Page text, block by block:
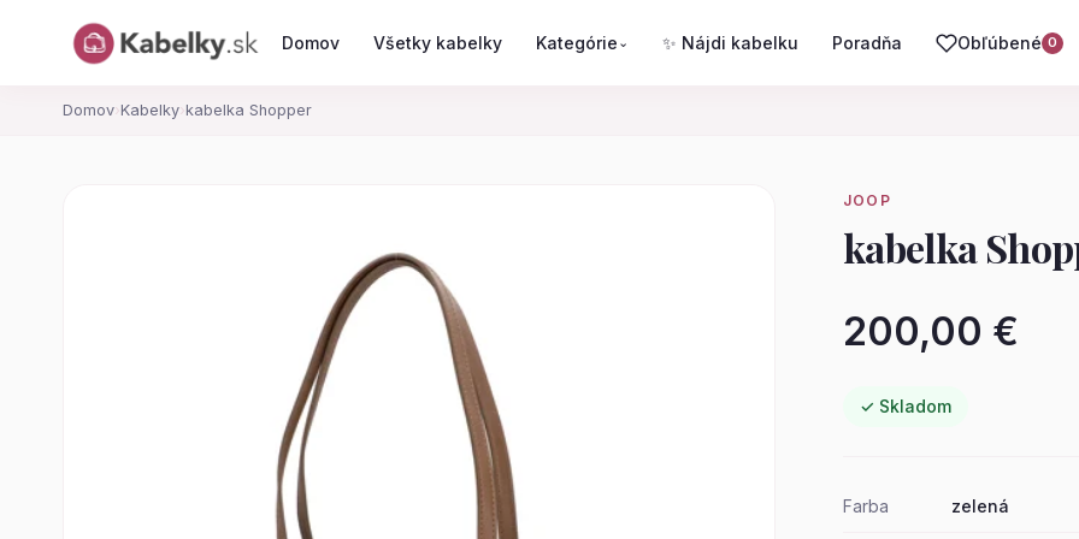
Domov Všetky kabelky Kategórie ⌄ ✨ Nájdi kabelku Poradňa Obľúbené 0
Domov› Kabelky› kabelka Shopper
JOOP
kabelka
200,00 €
✓ Skladom
Farba zelená